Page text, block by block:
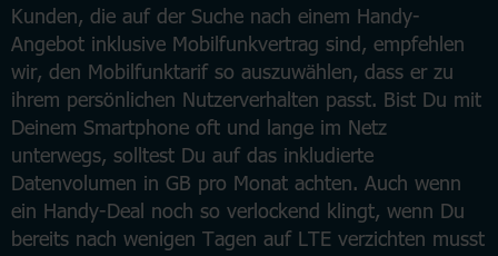
Kunden, die auf der Suche nach einem Handy-
Angebot inklusive Mobilfunkvertrag sind, empfehlen
wir, den Mobilfunktarif so auszuwählen, dass er zu
ihrem persönlichen Nutzerverhalten passt. Bist Du mit
Deinem Smartphone oft und lange im Netz
unterwegs, solltest Du auf das inkludierte
Datenvolumen in GB pro Monat achten. Auch wenn
ein Handy-Deal noch so verlockend klingt, wenn Du
bereits nach wenigen Tagen auf LTE verzichten musst